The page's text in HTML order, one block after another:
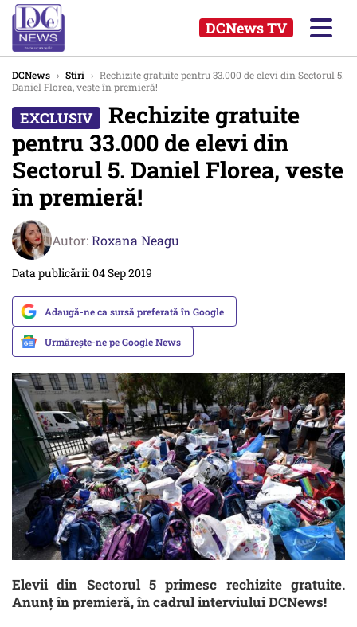
DCNews TV
DCNews › Stiri › Rechizite gratuite pentru 33.000 de elevi din Sectorul 5.
Daniel Florea, veste în premieră!
Rechizite gratuite
pentru 33.000 de elevi din
Sectorul 5. Daniel Florea, veste
în premieră!
Autor:Roxana Neagu
Data publicării: 04 Sep 2019
Adaugă-ne ca sursă preferată în Google
Urmărește-ne pe Google News
Elevii din Sectorul 5 primesc rechizite gratuite.
Anunț în premieră, în cadrul interviului DCNews!